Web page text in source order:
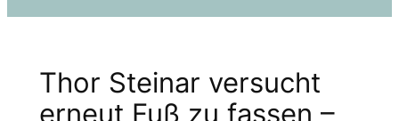
Thor Steinar versucht
erneut Fuß zu fassen –